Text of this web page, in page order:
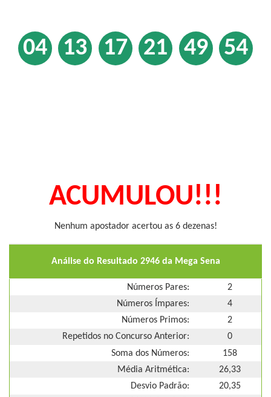
04 13 17 21 49 54
ACUMULOU!!!
Nenhum apostador acertou as 6 dezenas!
Análise do Resultado 2946 da Mega Sena
Números Pares:
2
Números Ímpares:
4
Números Primos:
2
Repetidos no Concurso Anterior:
0
Soma dos Números:
158
Média Aritmética:
26,33
Desvio Padrão:
20,35